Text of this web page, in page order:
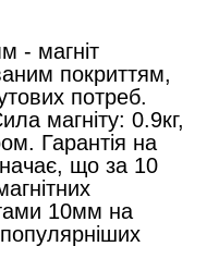
- магніт
покриттям,
потреб.
магніту: 0.9кг,
Гарантія на
що за 10
10мм на